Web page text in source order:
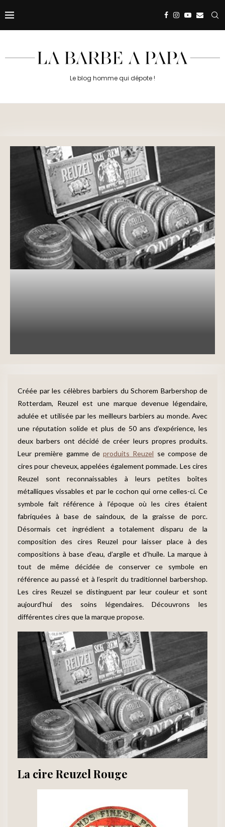
Le blog homme qui dépote !
Créée par les célèbres barbiers du Schorem Barbershop de
Rotterdam, Reuzel est une marque devenue légendaire,
adulée et utilisée par les meilleurs barbiers au monde. Avec
une réputation solide et plus de 50 ans d’expérience, les
deux barbers ont décidé de créer leurs propres produits.
Leur première gamme de produits Reuzel se compose de
cires pour cheveux, appelées également pommade. Les cires
Reuzel sont reconnaissables à leurs petites boîtes
métalliques vissables et par le cochon qui orne celles-ci. Ce
symbole fait référence à l’époque où les cires étaient
fabriquées à base de saindoux, de la graisse de porc.
Désormais cet ingrédient a totalement disparu de la
composition des cires Reuzel pour laisser place à des
compositions à base d’eau, d’argile et d’huile. La marque à
tout de même décidée de conserver ce symbole en
référence au passé et à l’esprit du traditionnel barbershop.
Les cires Reuzel se distinguent par leur couleur et sont
aujourd’hui des soins légendaires. Découvrons les
différentes cires que la marque propose.
La cire Reuzel Rouge